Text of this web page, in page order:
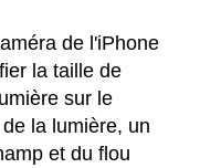
de l'iPhone
la taille de
sur le
la lumière, un
et du flou